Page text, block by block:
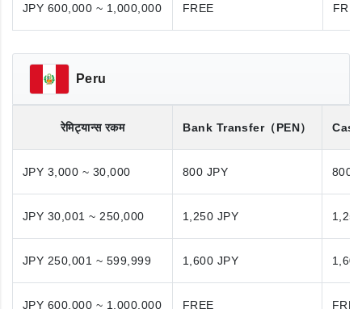
JPY 600,000 ~ 1,000,000 FREE
Peru
रेमिट्यान्स रकम Bank Transfer（PEN）
JPY 3,000 ~ 30,000 800 JPY 800
JPY 30,001 ~ 250,000 1,250 JPY
JPY 250,001 ~ 599,999 1,600 JPY
JPY 600,000 ~ 1,000,000 FREE